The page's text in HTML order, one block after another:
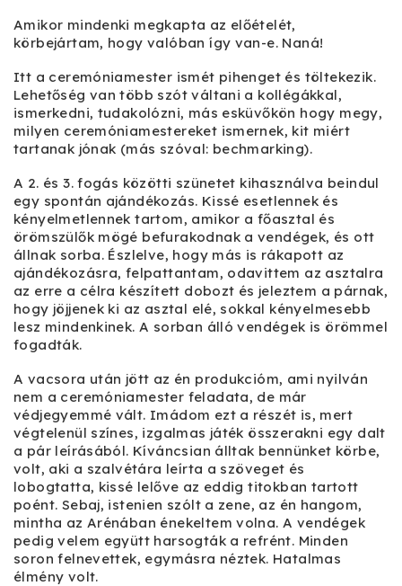
Amikor mindenki megkapta az előételét,
körbejártam, hogy valóban így van-e. Naná!
Itt a ceremóniamester ismét pihenget és töltekezik.
Lehetőség van több szót váltani a kollégákkal,
ismerkedni, tudakolózni, más esküvőkön hogy megy,
milyen ceremóniamestereket ismernek, kit miért
tartanak jónak (más szóval: bechmarking).
A 2. és 3. fogás közötti szünetet kihasználva beindul
egy spontán ajándékozás. Kissé esetlennek és
kényelmetlennek tartom, amikor a főasztal és
örömszülők mögé befurakodnak a vendégek, és ott
állnak sorba. Észlelve, hogy más is rákapott az
ajándékozásra, felpattantam, odavittem az asztalra
az erre a célra készített dobozt és jeleztem a párnak,
hogy jöjjenek ki az asztal elé, sokkal kényelmesebb
lesz mindenkinek. A sorban álló vendégek is örömmel
fogadták.
A vacsora után jött az én produkcióm, ami nyilván
nem a ceremóniamester feladata, de már
védjegyemmé vált. Imádom ezt a részét is, mert
végtelenül színes, izgalmas játék összerakni egy dalt
a pár leírásából. Kíváncsian álltak bennünket körbe,
volt, aki a szalvétára leírta a szöveget és
lobogtatta, kissé lelőve az eddig titokban tartott
poént. Sebaj, istenien szólt a zene, az én hangom,
mintha az Arénában énekeltem volna. A vendégek
pedig velem együtt harsogták a refrént. Minden
soron felnevettek, egymásra néztek. Hatalmas
élmény volt.